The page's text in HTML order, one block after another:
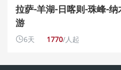
拉萨-羊湖-日喀则-珠峰-
游
6天 1770/人起